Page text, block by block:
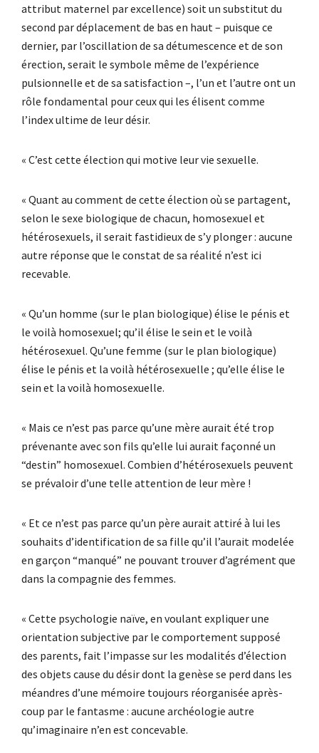
attribut maternel par excellence) soit un substitut du
second par déplacement de bas en haut – puisque ce
dernier, par l’oscillation de sa détumescence et de son
érection, serait le symbole même de l’expérience
pulsionnelle et de sa satisfaction –, l’un et l’autre ont un
rôle fondamental pour ceux qui les élisent comme
l’index ultime de leur désir.
« C’est cette élection qui motive leur vie sexuelle.
« Quant au comment de cette élection où se partagent,
selon le sexe biologique de chacun, homosexuel et
hétérosexuels, il serait fastidieux de s’y plonger : aucune
autre réponse que le constat de sa réalité n’est ici
recevable.
« Qu’un homme (sur le plan biologique) élise le pénis et
le voilà homosexuel; qu’il élise le sein et le voilà
hétérosexuel. Qu’une femme (sur le plan biologique)
élise le pénis et la voilà hétérosexuelle ; qu’elle élise le
sein et la voilà homosexuelle.
« Mais ce n’est pas parce qu’une mère aurait été trop
prévenante avec son fils qu’elle lui aurait façonné un
“destin” homosexuel. Combien d’hétérosexuels peuvent
se prévaloir d’une telle attention de leur mère !
« Et ce n’est pas parce qu’un père aurait attiré à lui les
souhaits d’identification de sa fille qu’il l’aurait modelée
en garçon “manqué” ne pouvant trouver d’agrément que
dans la compagnie des femmes.
« Cette psychologie naïve, en voulant expliquer une
orientation subjective par le comportement supposé
des parents, fait l’impasse sur les modalités d’élection
des objets cause du désir dont la genèse se perd dans les
méandres d’une mémoire toujours réorganisée après-
coup par le fantasme : aucune archéologie autre
qu’imaginaire n’en est concevable.